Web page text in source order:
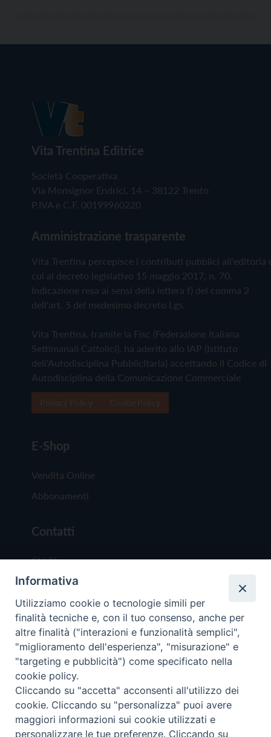
Vita Trentina Editrice
Società Cooperativa
Via Monsignor Endrici, 14 – 38122 Trento
P.IVA e C.F. 00199960220
Amministrazione trasparente
Vita Trentina percepisce i contributi pubblici all'editoria
cui al decreto legislativo 15 maggio 2017, n. 70.
Indicazione resa ai sensi della lettera f) del comma 2
dell'art. 5 del medesimo decreto Lgs.
Vita Trentina, tramite la Fisc (Federazione Italiana
Settimanali Cattolici), ha aderito allo IAP (Istituto
dell'Autodisciplina Pubblicitaria) accettando il Codice di
Autodisciplina della Comunicazione Commerciale
E-Shop
Vendita Online
Abbonamenti
Contatti
Chi Siamo
Redazione
Scrivici
Copyright © 2019 - Tutti i diritti riservati - Vita
Trentina Editrice
Privacy Policy
Informativa
Utilizziamo cookie o tecnologie simili per
finalità tecniche e, con il tuo consenso, anche per
altre finalità ("interazioni e funzionalità semplici",
"miglioramento dell'esperienza", "misurazione" e
"targeting e pubblicità") come specificato nella
cookie policy.
Cliccando su "accetta" acconsenti all'utilizzo dei
cookie. Cliccando su "personalizza" puoi avere
maggiori informazioni sui cookie utilizzati e
personalizzare le tue preferenze. Cliccando su